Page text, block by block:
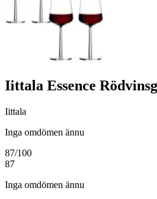
Iittala Essence
Iittala
Inga omdömen ännu
87/100
87
Inga omdömen ännu